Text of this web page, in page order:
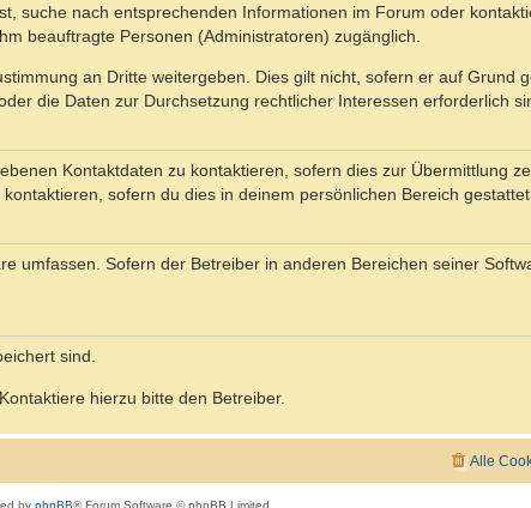
suche nach entsprechenden Informationen im Forum oder
beauftragte Personen (Administratoren) zugänglich.
an Dritte weitergeben. Dies gilt nicht, sofern er auf Grund
die Daten zur Durchsetzung rechtlicher Interessen erforderlich
Kontaktdaten zu kontaktieren, sofern dies zur Übermittlung
sofern du dies in deinem persönlichen Bereich gestattet
umfassen. Sofern der Betreiber in anderen Bereichen seiner
sind.
hierzu bitte den Betreiber.
Alle
by phpBB® Forum Software © phpBB Limited